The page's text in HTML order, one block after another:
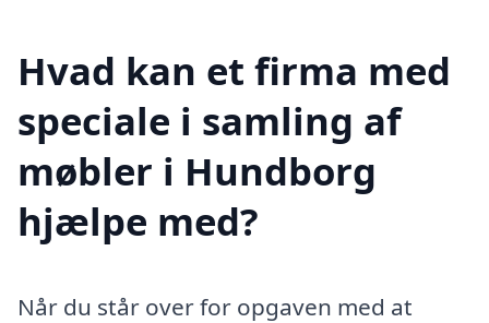
Hvad kan et firma med
speciale i samling af
møbler i Hundborg
hjælpe med?
Når du står over for opgaven med at